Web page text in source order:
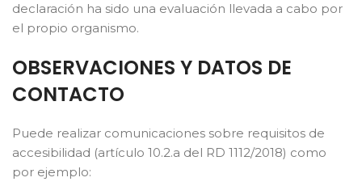
declaración ha sido una evaluación llevada a cabo por
el propio organismo.
OBSERVACIONES Y DATOS DE
CONTACTO
Puede realizar comunicaciones sobre requisitos de
accesibilidad (artículo 10.2.a del RD 1112/2018) como
por ejemplo: